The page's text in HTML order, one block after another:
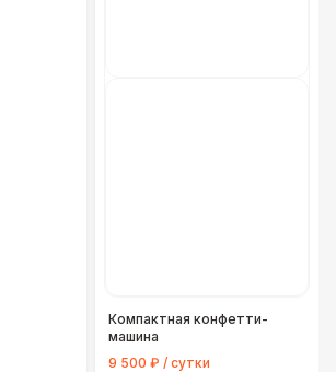
Компактная конфетти-
машина
9 500 ₽ / сутки